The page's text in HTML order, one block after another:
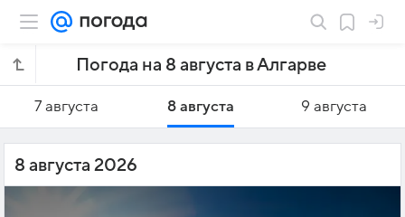
Погода на 8 августа в Алгарве
7 августа 8 августа 9 августа
8 августа 2026